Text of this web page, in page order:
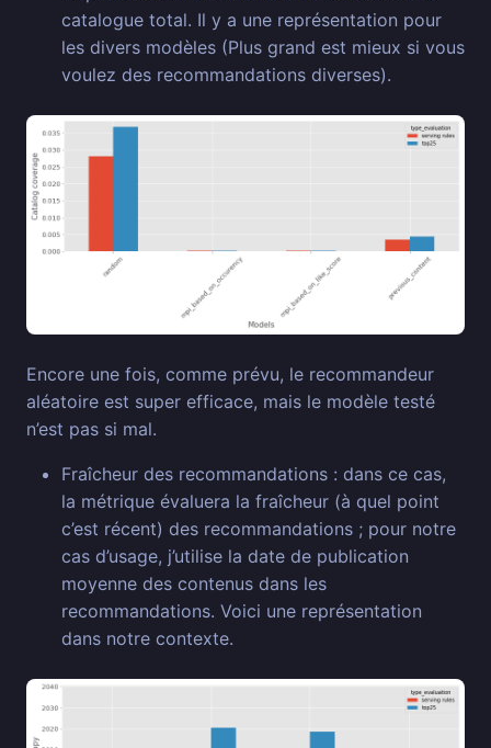
catalogue total. Il y a une représentation pour
les divers modèles (Plus grand est mieux si vous
voulez des recommandations diverses).
Encore une fois, comme prévu, le recommandeur
aléatoire est super efficace, mais le modèle testé
n’est pas si mal.
Fraîcheur des recommandations : dans ce cas,
la métrique évaluera la fraîcheur (à quel point
c’est récent) des recommandations ; pour notre
cas d’usage, j’utilise la date de publication
moyenne des contenus dans les
recommandations. Voici une représentation
dans notre contexte.